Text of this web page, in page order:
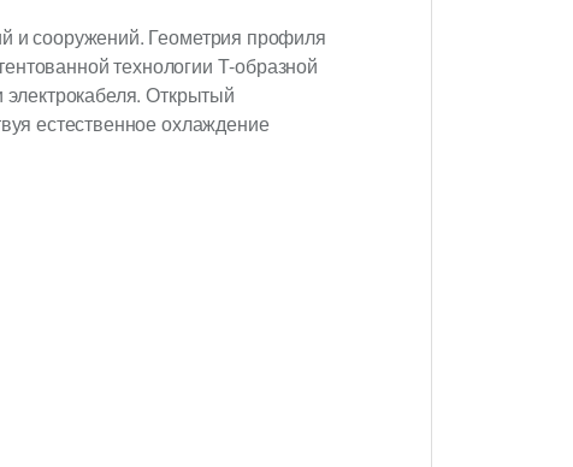
и сооружений. Геометрия профиля
технологии Т-образной
Открытый
естественное охлаждение